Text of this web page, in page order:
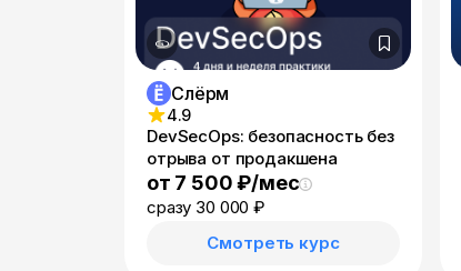
Слёрм
4.9
DevSecOps: безопасность без
отрыва от продакшена
от 7 500 ₽/мес
сразу 30 000 ₽
Смотреть курс